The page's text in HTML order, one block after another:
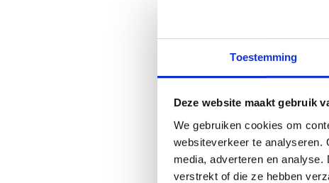
Toestemming
Deze website maakt gebruik
We gebruiken cookies om
websiteverkeer te analyseren.
media, adverteren en
verstrekt of die ze hebben
de
te
ook